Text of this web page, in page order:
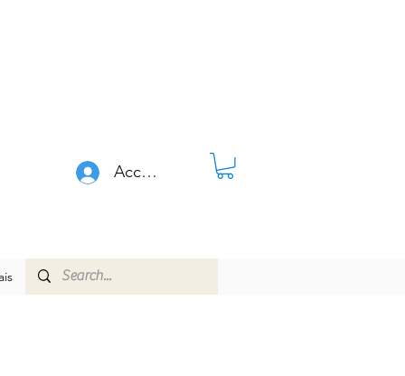
Accedi